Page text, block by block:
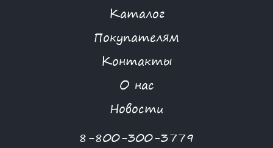
Каталог
Покупателям
Контакты
О нас
Новости
8-800-300-3779
КАТАЛОГ ТОВАРОВ